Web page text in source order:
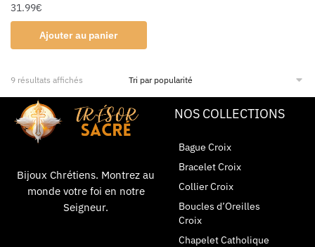
31.99€
Ajouter au panier
9 résultats affichés
Bijoux Chrétiens. Montrez au
monde votre foi en notre
Seigneur.
NOS COLLECTIONS
Bague Croix
Bracelet Croix
Collier Croix
Boucles d’Oreilles
Croix
Chapelet Catholique